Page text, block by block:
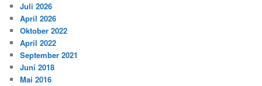
Juli 2026
April 2026
Oktober 2022
April 2022
September 2021
Juni 2018
Mai 2016